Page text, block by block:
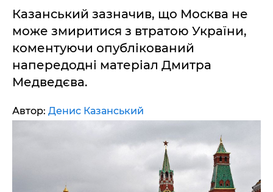
Казанський зазначив, що Москва не
може змиритися з втратою України,
коментуючи опублікований
напередодні матеріал Дмитра
Медведєва.
Автор: Денис Казанський